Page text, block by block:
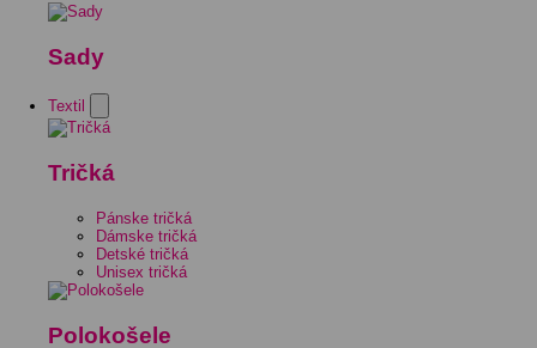
Sady
Textil
Tričká
Pánske tričká
Dámske tričká
Detské tričká
Unisex tričká
Polokošele